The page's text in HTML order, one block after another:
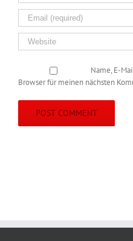
Name, E-
Browser für meinen nächsten